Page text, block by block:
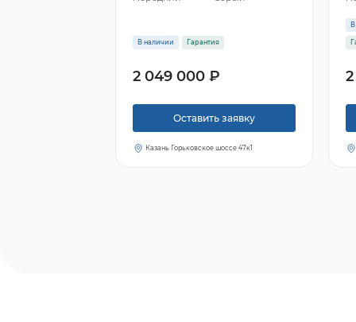
В наличии Гарантия
2 049 000 ₽
Оставить заявку
Казань Горьковское шоссе 47к1